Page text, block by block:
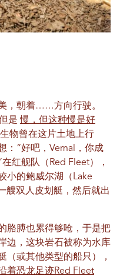
，朝着……方向行驶。
是慢，但这种慢是好
物曾在这片土地上行
：“好吧，Vernal，你成
红舰队（Red Fleet），
小的鲍威尔湖（Lake
艘双人皮划艇，然后就出
胳膊也累得够呛，于是把
边，这块岩石被称为水库
（或其他类型的船只），
着恐龙足迹Red Fleet